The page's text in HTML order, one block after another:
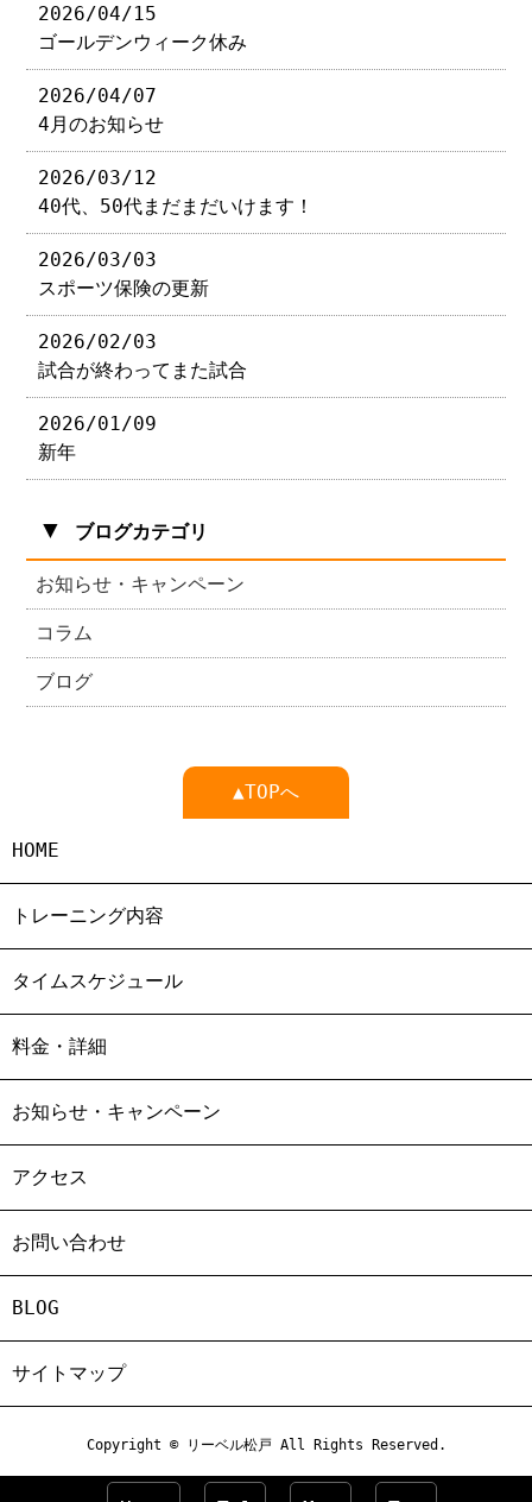
2026/04/15
ゴールデンウィーク休み
2026/04/07
4月のお知らせ
2026/03/12
40代、50代まだまだいけます！
2026/03/03
スポーツ保険の更新
2026/02/03
試合が終わってまた試合
2026/01/09
新年
▼ ブログカテゴリ
お知らせ・キャンペーン
コラム
ブログ
▲TOPへ
HOME
トレーニング内容
タイムスケジュール
料金・詳細
お知らせ・キャンペーン
アクセス
お問い合わせ
BLOG
サイトマップ
Copyright © リーベル松戸 All Rights Reserved.